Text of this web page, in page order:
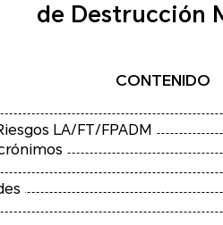
de Destrucción
CONTENIDO
LA/FT/FPADM